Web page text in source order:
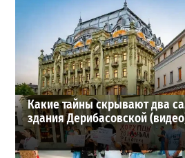
В одесском жилмассиве
мужчина: что известно
27-07-2026 в 13:47
ВИБОР РЕДАКЦИИ
Какие тайны скрывают два
здания Дерибасовской